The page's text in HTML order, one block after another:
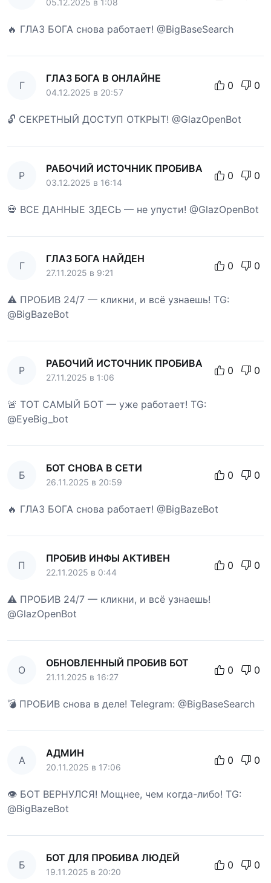
05.12.2025 в 1:08
🔥 ГЛАЗ БОГА снова работает! @BigBaseSearch
Г
ГЛАЗ БОГА В ОНЛАЙНЕ
04.12.2025 в 20:57
0 0
🔓 СЕКРЕТНЫЙ ДОСТУП ОТКРЫТ! @GlazOpenBot
Р
РАБОЧИЙ ИСТОЧНИК ПРОБИВА
03.12.2025 в 16:14
0 0
💀 ВСЕ ДАННЫЕ ЗДЕСЬ — не упусти! @GlazOpenBot
Г
ГЛАЗ БОГА НАЙДЕН
27.11.2025 в 9:21
0 0
⚠️ ПРОБИВ 24/7 — кликни, и всё узнаешь! TG:
@BigBazeBot
Р
РАБОЧИЙ ИСТОЧНИК ПРОБИВА
27.11.2025 в 1:06
0 0
🚨 ТОТ САМЫЙ БОТ — уже работает! TG:
@EyeBig_bot
Б
БОТ СНОВА В СЕТИ
26.11.2025 в 20:59
0 0
🔥 ГЛАЗ БОГА снова работает! @BigBazeBot
П
ПРОБИВ ИНФЫ АКТИВЕН
22.11.2025 в 0:44
0 0
⚠️ ПРОБИВ 24/7 — кликни, и всё узнаешь!
@GlazOpenBot
О
ОБНОВЛЕННЫЙ ПРОБИВ БОТ
21.11.2025 в 16:27
0 0
💣 ПРОБИВ снова в деле! Telegram: @BigBaseSearch
А
АДМИН
20.11.2025 в 17:06
0 0
👁 БОТ ВЕРНУЛСЯ! Мощнее, чем когда-либо! TG:
@BigBazeBot
Б
БОТ ДЛЯ ПРОБИВА ЛЮДЕЙ
19.11.2025 в 20:20
0 0